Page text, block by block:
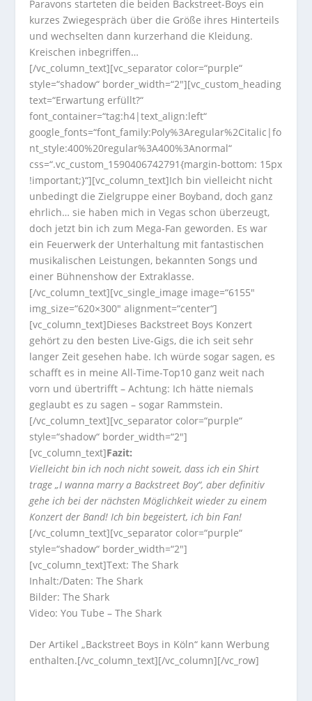
Paravons starteten die beiden Backstreet-Boys ein
kurzes Zwiegespräch über die Größe ihres Hinterteils
und wechselten dann kurzerhand die Kleidung.
Kreischen inbegriffen…
[/vc_column_text][vc_separator color=“purple“
style=“shadow“ border_width=“2″][vc_custom_heading
text=“Erwartung erfüllt?“
font_container=“tag:h4|text_align:left“
google_fonts=“font_family:Poly%3Aregular%2Citalic|fo
nt_style:400%20regular%3A400%3Anormal“
css=“.vc_custom_1590406742791{margin-bottom: 15px
!important;}“][vc_column_text]Ich bin vielleicht nicht
unbedingt die Zielgruppe einer Boyband, doch ganz
ehrlich… sie haben mich in Vegas schon überzeugt,
doch jetzt bin ich zum Mega-Fan geworden. Es war
ein Feuerwerk der Unterhaltung mit fantastischen
musikalischen Leistungen, bekannten Songs und
einer Bühnenshow der Extraklasse.
[/vc_column_text][vc_single_image image=“6155″
img_size=“620×300″ alignment=“center“]
[vc_column_text]Dieses Backstreet Boys Konzert
gehört zu den besten Live-Gigs, die ich seit sehr
langer Zeit gesehen habe. Ich würde sogar sagen, es
schafft es in meine All-Time-Top10 ganz weit nach
vorn und übertrifft – Achtung: Ich hätte niemals
geglaubt es zu sagen – sogar Rammstein.
[/vc_column_text][vc_separator color=“purple“
style=“shadow“ border_width=“2″]
[vc_column_text]Fazit:
Vielleicht bin ich noch nicht soweit, dass ich ein Shirt
trage „I wanna marry a Backstreet Boy“, aber definitiv
gehe ich bei der nächsten Möglichkeit wieder zu einem
Konzert der Band! Ich bin begeistert, ich bin Fan!
[/vc_column_text][vc_separator color=“purple“
style=“shadow“ border_width=“2″]
[vc_column_text]Text: The Shark
Inhalt:/Daten: The Shark
Bilder: The Shark
Video: You Tube – The Shark
Der Artikel „Backstreet Boys in Köln“ kann Werbung
enthalten.[/vc_column_text][/vc_column][/vc_row]